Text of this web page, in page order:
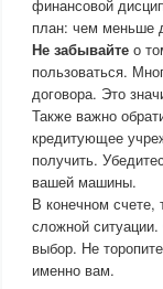
финансовой
план: чем меньше
Не забывайте о
пользоваться.
договора. Это
Также важно
кредитующее
получить.
вашей машины.
В конечном
сложной
выбор. Не
именно вам.